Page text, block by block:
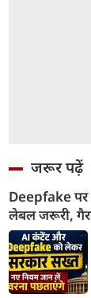
जरूर पढ़ें
Deepfake पर
लेबल जरूरी,
होगी, नए